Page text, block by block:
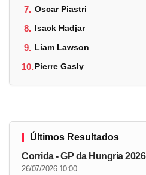
7. Oscar Piastri
8. Isack Hadjar
9. Liam Lawson
10.Pierre Gasly
Últimos Resultados
Corrida - GP da Hungria 2026
26/07/2026 10:00